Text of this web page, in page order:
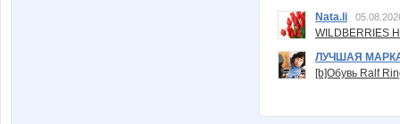
Nata.li
ЛУЧШАЯ
[b]Обувь Ralf